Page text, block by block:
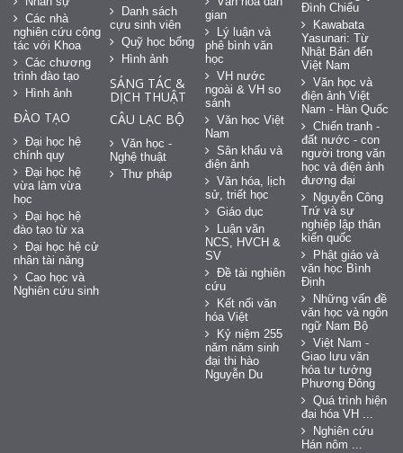
Các nhà
nghiên cứu cộng
tác với Khoa
Các chương
trình đào tạo
Hình ảnh
ĐÀO TẠO
Đại học hệ
chính quy
Đại học hệ
vừa làm vừa
học
Đại học hệ
đào tạo từ xa
Đại học hệ cử
nhân tài năng
Cao học và
Nghiên cứu sinh
Danh sách
cựu sinh viên
Quỹ học bổng
Hình ảnh
SÁNG TÁC &
DỊCH THUẬT
CÂU LẠC BỘ
Văn học -
Nghệ thuật
Thư pháp
gian
Lý luận và
phê bình văn
học
VH nước
ngoài & VH so
sánh
Văn học Việt
Nam
Sân khấu và
điện ảnh
Văn hóa, lịch
sử, triết học
Giáo dục
Luận văn
NCS, HVCH &
SV
Đề tài nghiên
cứu
Kết nối văn
hóa Việt
Kỷ niệm 255
năm năm sinh
đại thi hào
Nguyễn Du
Đình Chiểu
Kawabata
Yasunari: Từ
Nhật Bản đến
Việt Nam
Văn học và
điện ảnh Việt
Nam - Hàn Quốc
Chiến tranh -
đất nước - con
người trong văn
học và điện ảnh
đương đại
Nguyễn Công
Trứ và sự
nghiệp lập thân
kiến quốc
Phật giáo và
văn học Bình
Định
Những vấn đề
văn học và ngôn
ngữ Nam Bộ
Việt Nam -
Giao lưu văn
hóa tư tưởng
Phương Đông
Quá trình hiện
đại hóa VH ...
Nghiên cứu
Hán nôm ...